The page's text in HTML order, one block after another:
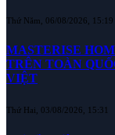
Thứ Năm, 06/08/2026, 15:19
MASTERISE
TRÊN TOÀN
VIỆT
Thứ Hai, 03/08/2026, 15:31